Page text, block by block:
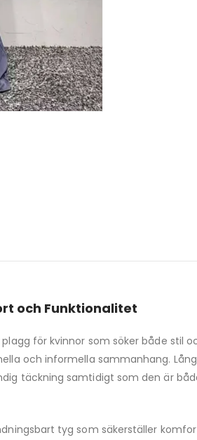
och Funktionalitet
för kvinnor som söker både stil
och informella sammanhang.
täckning samtidigt som den är
tyg som säkerställer